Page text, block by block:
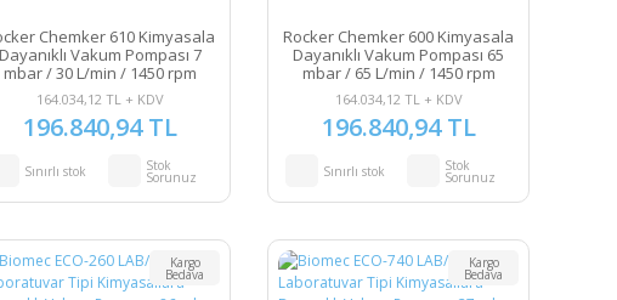
Chemker 610 Kimyasala
Dayanıklı Vakum Pompası 7
mbar / 30 L/min / 1450 rpm
164.034,12 TL + KDV
196.840,94 TL
Sınırlı stok Stok
Sorunuz
Rocker Chemker 600 Kimyasala
Dayanıklı Vakum Pompası 65
mbar / 65 L/min / 1450 rpm
164.034,12 TL + KDV
196.840,94 TL
Sınırlı stok Stok
Sorunuz
Kargo
Bedava
Kargo
Bedava